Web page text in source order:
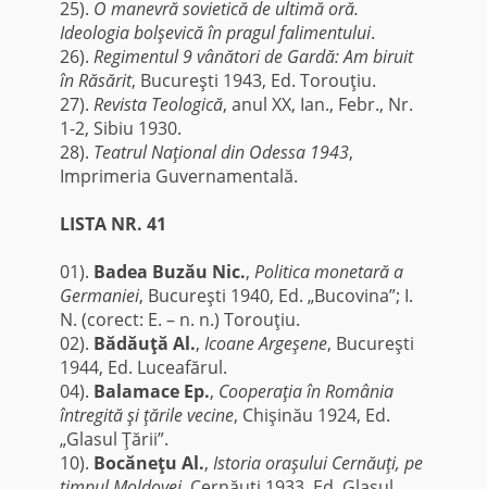
25). O manevră sovietică de ultimă oră.
Ideologia bolşevică în pragul falimentului.
26). Regimentul 9 vânători de Gardă: Am biruit
în Răsărit, Bucureşti 1943, Ed. Torouţiu.
27). Revista Teologică, anul XX, Ian., Febr., Nr.
1-2, Sibiu 1930.
28). Teatrul Naţional din Odessa 1943,
Imprimeria Guvernamentală.
LISTA NR. 41
01). Badea Buzău Nic., Politica monetară a
Germaniei, Bucureşti 1940, Ed. „Bucovina”; I.
N. (corect: E. – n. n.) Torouţiu.
02). Bădăuţă Al., Icoane Argeşene, Bucureşti
1944, Ed. Luceafărul.
04). Balamace Ep., Cooperaţia în România
întregită şi ţările vecine, Chişinău 1924, Ed.
„Glasul Ţării”.
10). Bocăneţu Al., Istoria oraşului Cernăuţi, pe